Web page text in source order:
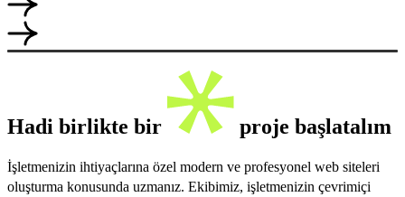
Hadi birlikte bir proje başlatalım
İşletmenizin ihtiyaçlarına özel modern ve profesyonel web siteleri
oluşturma konusunda uzmanız. Ekibimiz, işletmenizin çevrimiçi